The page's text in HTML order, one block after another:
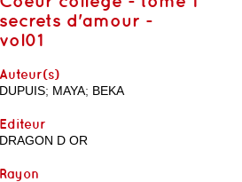
secrets d'amour -
vol01
Auteur(s)
DUPUIS; MAYA; BEKA
Editeur
DRAGON D OR
Rayon